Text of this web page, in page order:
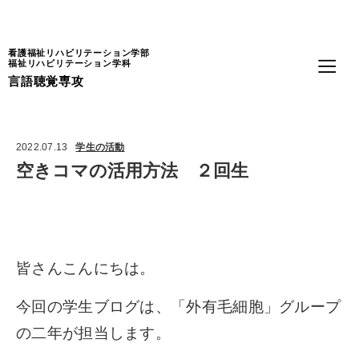
看護福祉リハビリテーション学部
福祉リハビリテーション学科
言語聴覚専攻
2022.07.13 学生の活動
空きコマの活用方法 ２回生
皆さんこんにちは。
今回の学生ブログは、「外有毛細胞」グループ
の二年が担当します。